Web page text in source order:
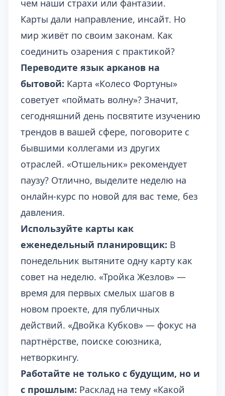
чем наши страхи или фантазии.
Карты дали направление, инсайт. Но
мир живёт по своим законам. Как
соединить озарения с практикой?
Переводите язык арканов на
бытовой: Карта «Колесо Фортуны»
советует «поймать волну»? Значит,
сегодняшний день посвятите изучению
трендов в вашей сфере, поговорите с
бывшими коллегами из других
отраслей. «Отшельник» рекомендует
паузу? Отлично, выделите неделю на
онлайн-курс по новой для вас теме, без
давления.
Используйте карты как
еженедельный планировщик: В
понедельник вытяните одну карту как
совет на неделю. «Тройка Жезлов» —
время для первых смелых шагов в
новом проекте, для публичных
действий. «Двойка Кубков» — фокус на
партнёрстве, поиске союзника,
нетворкингу.
Работайте не только с будущим, но и
с прошлым: Расклад на тему «Какой